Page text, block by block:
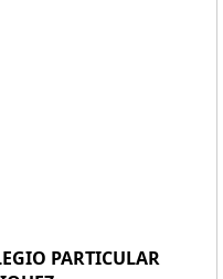
PARTICULAR